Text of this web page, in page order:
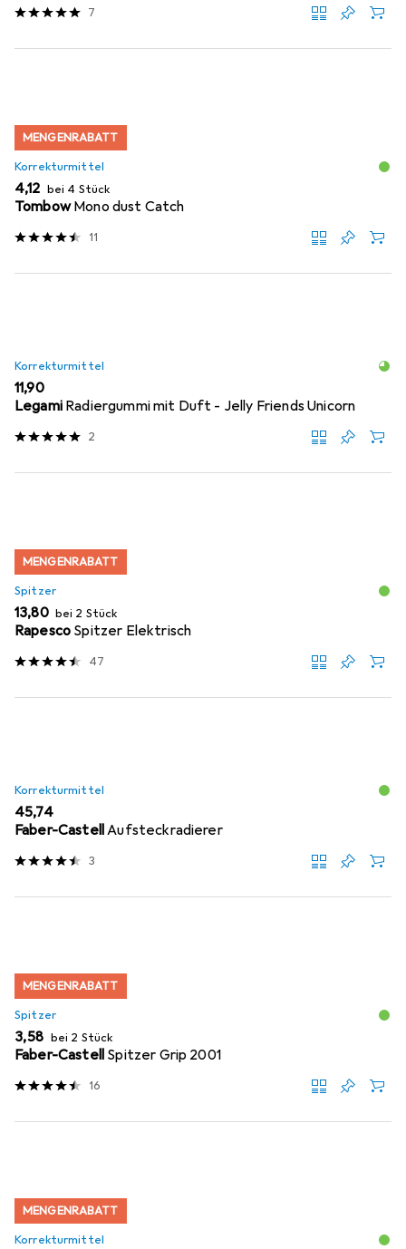
7
MENGENRABATT
Korrekturmittel
EUR
4,12 bei 4 Stück
Tombow Mono dust Catch
11
Korrekturmittel
EUR
11,90
Legami Radiergummi mit Duft - Jelly Friends Unicorn
2
MENGENRABATT
Spitzer
EUR
13,80 bei 2 Stück
Rapesco Spitzer Elektrisch
47
Korrekturmittel
EUR
45,74
Faber-CastellAufsteckradierer
3
MENGENRABATT
Spitzer
EUR
3,58 bei 2 Stück
Faber-Castell Spitzer Grip 2001
16
MENGENRABATT
Korrekturmittel